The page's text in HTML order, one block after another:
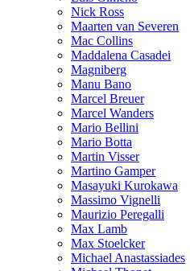
Nick Ross
Maarten van Severen
Mac Collins
Maddalena Casadei
Magniberg
Manu Bano
Marcel Breuer
Marcel Wanders
Mario Bellini
Mario Botta
Martin Visser
Martino Gamper
Masayuki Kurokawa
Massimo Vignelli
Maurizio Peregalli
Max Lamb
Max Stoelcker
Michael Anastassiades